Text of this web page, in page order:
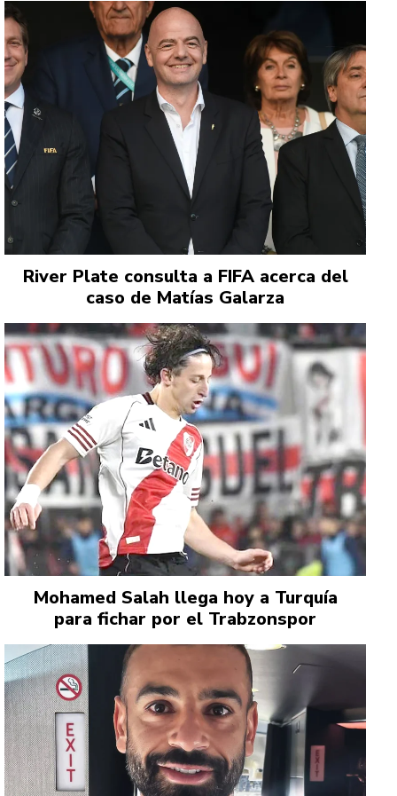
River Plate consulta a FIFA acerca del
caso de Matías Galarza
Mohamed Salah llega hoy a Turquía
para fichar por el Trabzonspor